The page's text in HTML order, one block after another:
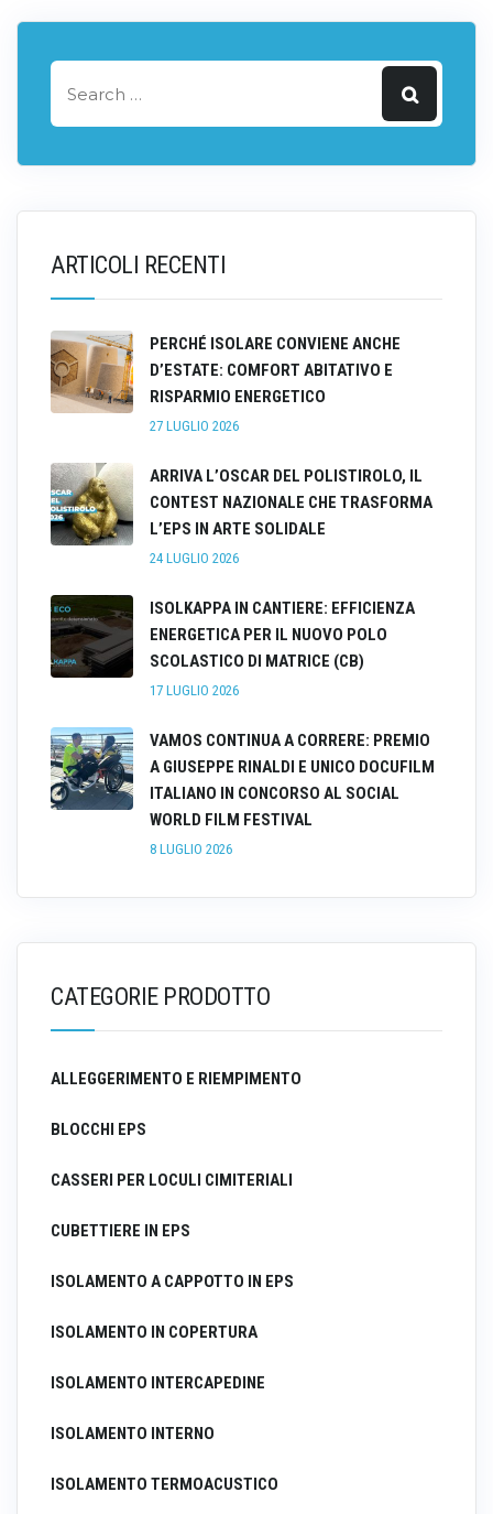
ARTICOLI RECENTI
PERCHÉ ISOLARE CONVIENE ANCHE
D’ESTATE: COMFORT ABITATIVO E
RISPARMIO ENERGETICO
27 LUGLIO 2026
ARRIVA L’OSCAR DEL POLISTIROLO, IL
CONTEST NAZIONALE CHE TRASFORMA
L’EPS IN ARTE SOLIDALE
24 LUGLIO 2026
ISOLKAPPA IN CANTIERE: EFFICIENZA
ENERGETICA PER IL NUOVO POLO
SCOLASTICO DI MATRICE (CB)
17 LUGLIO 2026
VAMOS CONTINUA A CORRERE: PREMIO
A GIUSEPPE RINALDI E UNICO DOCUFILM
ITALIANO IN CONCORSO AL SOCIAL
WORLD FILM FESTIVAL
8 LUGLIO 2026
CATEGORIE PRODOTTO
ALLEGGERIMENTO E RIEMPIMENTO
BLOCCHI EPS
CASSERI PER LOCULI CIMITERIALI
CUBETTIERE IN EPS
ISOLAMENTO A CAPPOTTO IN EPS
ISOLAMENTO IN COPERTURA
ISOLAMENTO INTERCAPEDINE
ISOLAMENTO INTERNO
ISOLAMENTO TERMOACUSTICO